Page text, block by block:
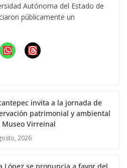
Autónoma del Estado de
públicamente un
invita a la jornada de
patrimonial y ambiental
Museo Virreinal
2026